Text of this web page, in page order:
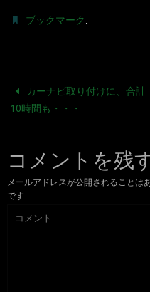
ブックマーク.
カーナビ取り付けに、合計
10時間も・・・
コメントを残
メールアドレスが公開されることは
です